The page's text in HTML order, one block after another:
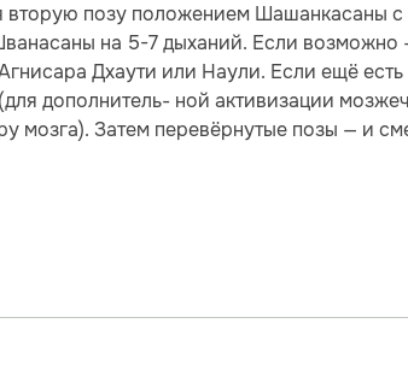
позу положением Шашанкасаны с
на 5-7 дыханий. Если возможно
Дхаути или Наули. Если ещё
дополнитель- ной активизации
мозга). Затем перевёрнутые позы — и